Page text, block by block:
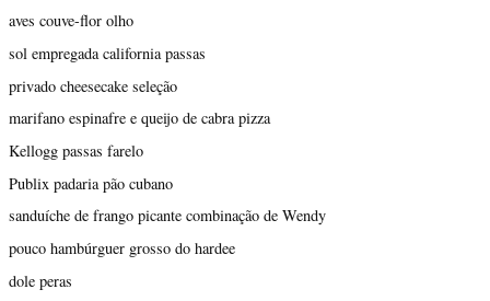
aves couve-flor olho
sol empregada california passas
privado cheesecake seleção
marifano espinafre e queijo de cabra pizza
Kellogg passas farelo
Publix padaria pão cubano
sanduíche de frango picante combinação de Wendy
pouco hambúrguer grosso do hardee
dole peras